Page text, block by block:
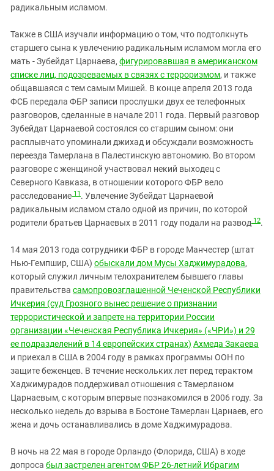
радикальным исламом.
Также в США изучали информацию о том, что подтолкнуть
старшего сына к увлечению радикальным исламом могла его
мать - Зубейдат Царнаева, фигурировавшая в американском
списке лиц, подозреваемых в связях с терроризмом, и также
общавшаяся с тем самым Мишей. В конце апреля 2013 года
ФСБ передала ФБР записи прослушки двух ее телефонных
разговоров, сделанные в начале 2011 года. Первый разговор
Зубейдат Царнаевой состоялся со старшим сыном: они
расплывчато упоминали джихад и обсуждали возможность
переезда Тамерлана в Палестинскую автономию. Во втором
разговоре с женщиной участвовал некий выходец с
Северного Кавказа, в отношении которого ФБР вело
расследование 11 . Увлечение Зубейдат Царнаевой
радикальным исламом стало одной из причин, по которой
родители братьев Царнаевых в 2011 году подали на развод 12.
14 мая 2013 года сотрудники ФБР в городе Манчестер (штат
Нью-Гемпшир, США) обыскали дом Мусы Хаджимурадова,
который служил личным телохранителем бывшего главы
правительства самопровозглашенной Чеченской Республики
Ичкерия (суд Грозного вынес решение о признании
террористической и запрете на территории России
организации «Чеченская Республика Ичкерия» («ЧРИ») и 29
ее подразделений в 14 европейских странах) Ахмеда Закаева
и приехал в США в 2004 году в рамках программы ООН по
защите беженцев. В течение нескольких лет перед терактом
Хаджимурадов поддерживал отношения с Тамерланом
Царнаевым, с которым впервые познакомился в 2006 году. За
несколько недель до взрыва в Бостоне Тамерлан Царнаев, его
жена и дочь останавливались в доме Хаджимурадова.
В ночь на 22 мая в городе Орландо (Флорида, США) в ходе
допроса был застрелен агентом ФБР 26-летний Ибрагим